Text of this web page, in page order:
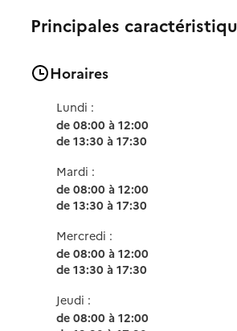
Principales
Horaires
Lundi :
de 08:00 à 12:00
de 13:30 à 17:30
Mardi :
de 08:00 à 12:00
de 13:30 à 17:30
Mercredi :
de 08:00 à 12:00
de 13:30 à 17:30
Jeudi :
de 08:00 à 12:00